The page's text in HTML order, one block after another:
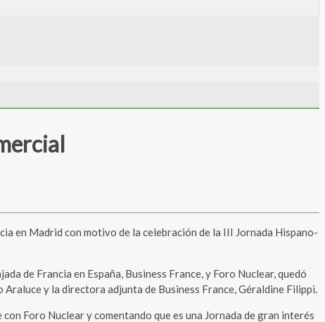
en Madrid con motivo de la celebración de la III Jornada Hispano-
de Francia en España, Business France, y Foro Nuclear, quedó
y la directora adjunta de Business France, Géraldine Filippi.
Foro Nuclear y comentando que es una Jornada de gran interés